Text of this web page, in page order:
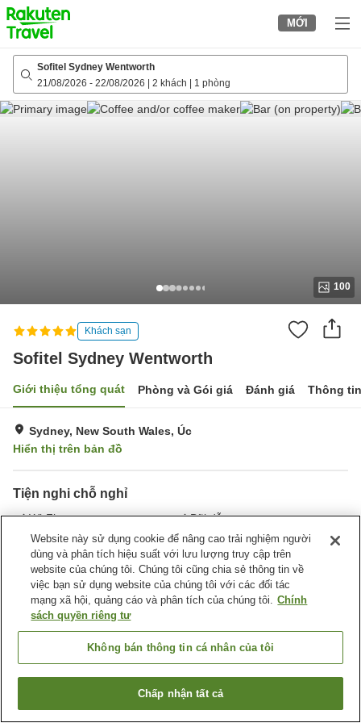
to
top
page
MỚI
Sofitel Sydney Wentworth
21/08/2026 - 22/08/2026 2 khách 1 phòng
100
Khách sạn
Sofitel Sydney Wentworth
Giới thiệu tổng quát Phòng và Gói giá Đánh giá Thông
Sydney, New South Wales, Úc
Hiển thị trên bản đồ
Tiện nghi chỗ nghỉ
Wi-Fi
Bãi đỗ xe
Spa / Salon
Phòng tập gym
Trang chủ Úc New South Wales Sydney
Sydney
Sofitel Sydney Wentworth
Tìm phòng trống
Website này sử dụng cookie để nâng cao trải nghiệm người
dùng và phân tích hiệu suất với lưu lượng truy cập trên
website của chúng tôi. Chúng tôi cũng chia sẻ thông tin về
việc bạn sử dụng website của chúng tôi với các đối tác
mạng xã hội, quảng cáo và phân tích của chúng tôi. Chính
sách quyền riêng tư
Không bán thông tin cá nhân của tôi
Chấp nhận tất cả